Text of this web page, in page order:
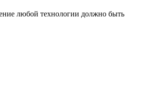
любой технологии должно быть